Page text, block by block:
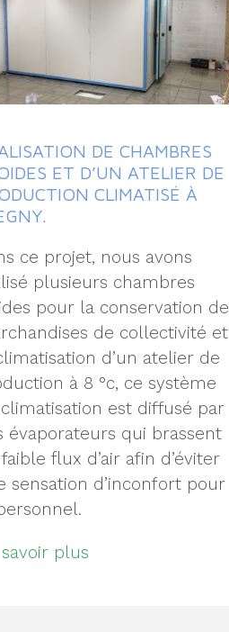
DE CHAMBRES
ET D’UN ATELIER DE
CLIMATISÉ À
ce projet, nous avons
plusieurs chambres
pour la conservation de
de collectivité et
d’un atelier de
à 8 °c, ce système
est diffusé par
évaporateurs qui brassent
flux d’air afin d’éviter
sensation d’inconfort pour
plus